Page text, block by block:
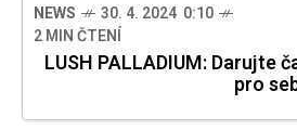
NEWS
30. 4. 2024 0:10
2 MIN ČTENÍ
LUSH PALLADIUM: Darujte
pro